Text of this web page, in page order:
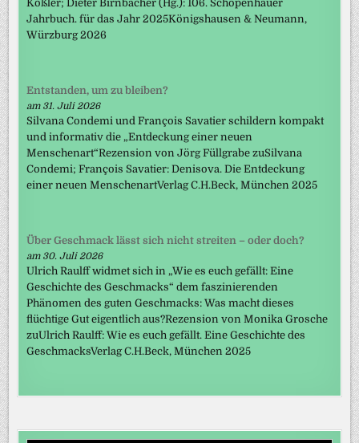
Koßler; Dieter Birnbacher (Hg.): 106. Schopenhauer
Jahrbuch. für das Jahr 2025Königshausen & Neumann,
Würzburg 2026
Entstanden, um zu bleiben?
am 31. Juli 2026
Silvana Condemi und François Savatier schildern kompakt
und informativ die „Entdeckung einer neuen
Menschenart“Rezension von Jörg Füllgrabe zuSilvana
Condemi; François Savatier: Denisova. Die Entdeckung
einer neuen MenschenartVerlag C.H.Beck, München 2025
Über Geschmack lässt sich nicht streiten – oder doch?
am 30. Juli 2026
Ulrich Raulff widmet sich in „Wie es euch gefällt: Eine
Geschichte des Geschmacks“ dem faszinierenden
Phänomen des guten Geschmacks: Was macht dieses
flüchtige Gut eigentlich aus?Rezension von Monika Grosche
zuUlrich Raulff: Wie es euch gefällt. Eine Geschichte des
GeschmacksVerlag C.H.Beck, München 2025